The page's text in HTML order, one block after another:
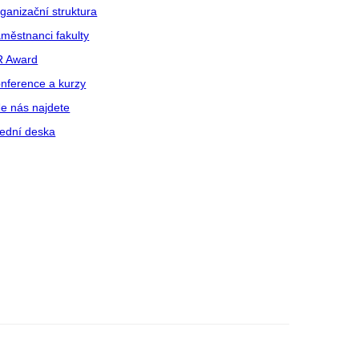
struktura
fakulty
Award
a kurzy
nás najdete
deska